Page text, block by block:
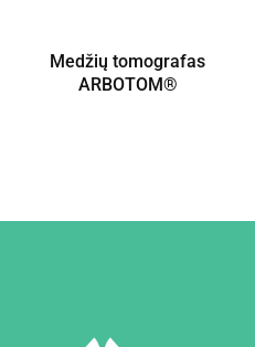
Medžių tomografas
ARBOTOM®